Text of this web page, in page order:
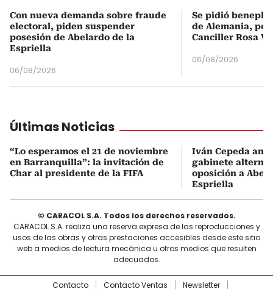
Con nueva demanda sobre fraude
electoral, piden suspender
posesión de Abelardo de la
Espriella
06/08/2026
Se pidió
de Alemania,
Canciller Rosa
06/08/2026
Últimas Noticias
“Lo esperamos el 21 de noviembre
en Barranquilla”: la invitación de
Char al presidente de la FIFA
Iván Cepeda
gabinete alterno
oposición a
Espriella
© CARACOL S.A. Todos los derechos reservados.
CARACOL S.A. realiza una reserva expresa de las reproducciones y
usos de las obras y otras prestaciones accesibles desde este sitio
web a medios de lectura mecánica u otros medios que resulten
adecuados.
Contacto Contacto Ventas Newsletter